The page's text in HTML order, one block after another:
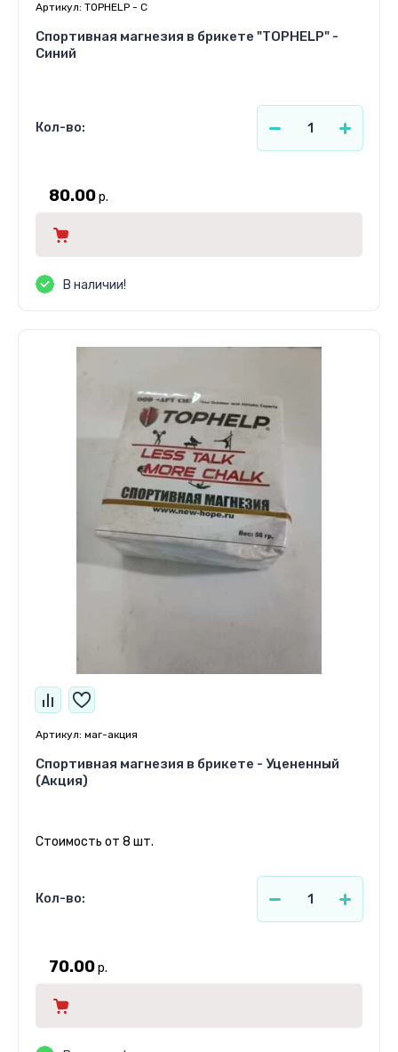
Артикул: TOPHELP - С
Спортивная магнезия в брикете "TOPHELP" -
Синий
Кол-во:
80.00р.
В наличии!
Артикул: маг-акция
Спортивная магнезия в брикете - Уцененный
(Акция)
Стоимость от 8 шт.
Кол-во:
70.00р.